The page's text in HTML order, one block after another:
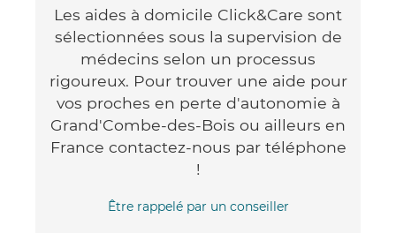
Les aides à domicile Click&Care sont
sélectionnées sous la supervision de
médecins selon un processus
rigoureux. Pour trouver une aide pour
vos proches en perte d'autonomie à
Grand'Combe-des-Bois ou ailleurs en
France contactez-nous par téléphone
!
Être rappelé par un conseiller